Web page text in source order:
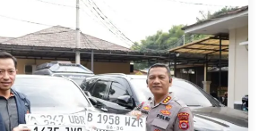
9 Agustus 2026
Wagub Malut Apresiasi
Pendampingan Layanan Hukum
Gratis, Kakanwil: Pencatatan Hak